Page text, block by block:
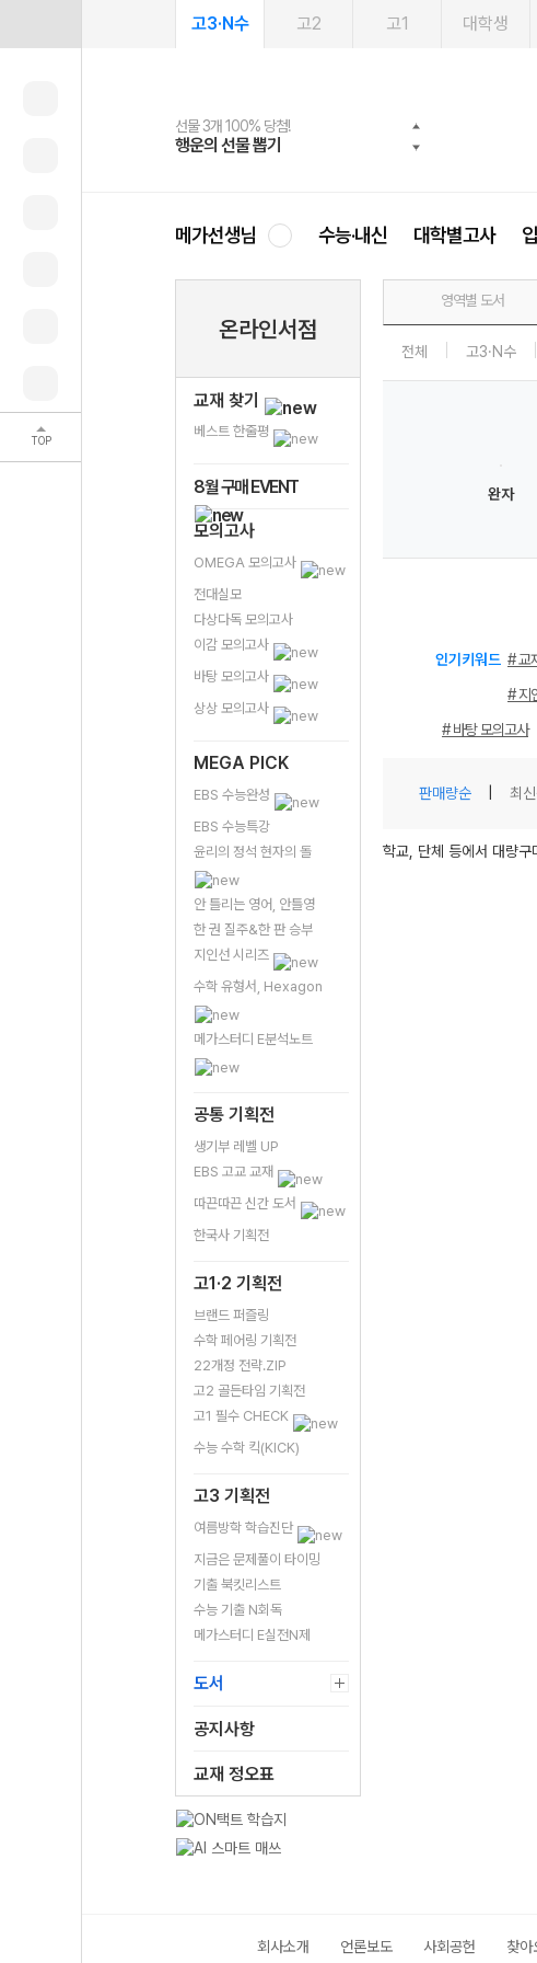
TOP
고3·N수 고2 고1 대학생
선물 3개 100% 당첨!
행운의 선물 뽑기
선물 100% 증정!
메가스터디 X 올리브
여름방학 스터디 캐시백
메가런 썸머스쿨
2027 러셀 단과
강사 공개선발
스마트러닝앱
설문 EVENT
메가패스
3일 무료 체험권
메가패스 수강생 무료혜택!
메가클럽 멤버십
사회공헌 캠페인
희망이룸 메가나눔
메가선생님 수능·내신 대학별고사
온라인서점
교재 찾기
베스트 한줄평
8월 구매 EVENT
모의고사
OMEGA 모의고사
전대실모
다상다독 모의고사
이감 모의고사
바탕 모의고사
상상 모의고사
MEGA PICK
EBS 수능완성
EBS 수능특강
윤리의 정석 현자의 돌
안 틀리는 영어, 안틀영
한 권 질주&한 판 승부
지인선 시리즈
수학 유형서, Hexagon
메가스터디 E분석노트
공통 기획전
생기부 레벨 UP
EBS 고교 교재
따끈따끈 신간 도서
한국사 기획전
고1·2 기획전
브랜드 퍼즐링
수학 페어링 기획전
22개정 전략.ZIP
고2 골든타임 기획전
고1 필수 CHECK
수능 수학 킥(KICK)
고3 기획전
여름방학 학습진단
지금은 문제풀이 타이밍
기출 북킷리스트
수능 기출 N회독
메가스터디 E실전N제
도서
공지사항
교재 정오표
영역별 도서
전체 고3·N수
완자
인기키워드 # 교
# 지
# 바탕 모의고사
판매량순 최
학교, 단체 등에서 대량
회사소개 언론보도 사회공헌 찾아